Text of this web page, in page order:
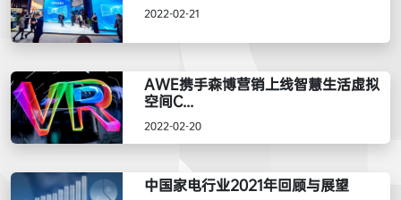
2022-02-21
AWE携手森博营销上线智慧生活虚拟
空间C...
2022-02-20
中国家电行业2021年回顾与展望